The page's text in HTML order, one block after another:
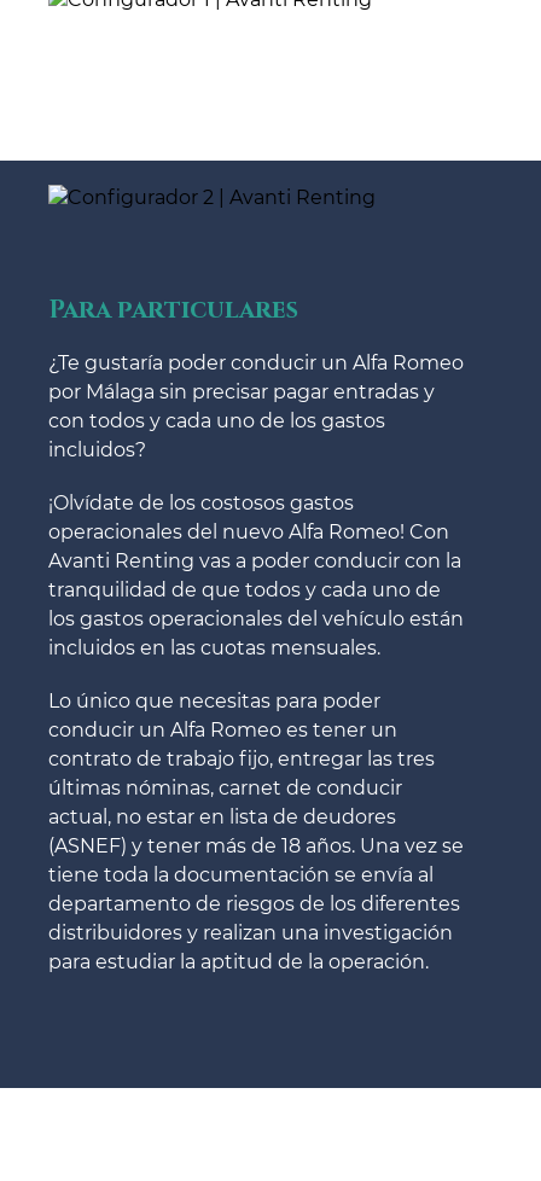
Para particulares
¿Te gustaría poder conducir un Alfa Romeo
por Málaga sin precisar pagar entradas y
con todos y cada uno de los gastos
incluidos?
¡Olvídate de los costosos gastos
operacionales del nuevo Alfa Romeo! Con
Avanti Renting vas a poder conducir con la
tranquilidad de que todos y cada uno de
los gastos operacionales del vehículo están
incluidos en las cuotas mensuales.
Lo único que necesitas para poder
conducir un Alfa Romeo es tener un
contrato de trabajo fijo, entregar las tres
últimas nóminas, carnet de conducir
actual, no estar en lista de deudores
(ASNEF) y tener más de 18 años. Una vez se
tiene toda la documentación se envía al
departamento de riesgos de los diferentes
distribuidores y realizan una investigación
para estudiar la aptitud de la operación.